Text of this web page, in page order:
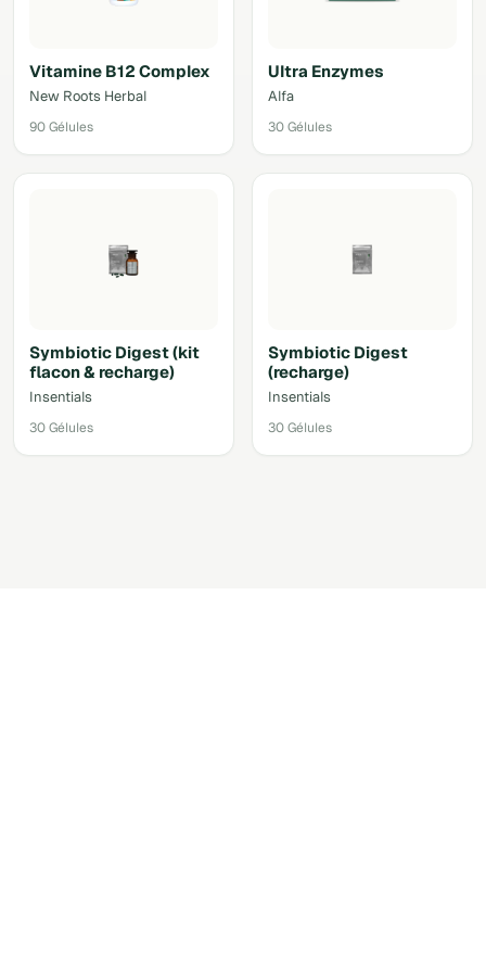
Vitamine B12 Complex
New Roots Herbal
90 Gélules
Ultra Enzymes
Alfa
30 Gélules
Symbiotic Digest (kit
flacon & recharge)
Insentials
30 Gélules
Symbiotic Digest
(recharge)
Insentials
30 Gélules